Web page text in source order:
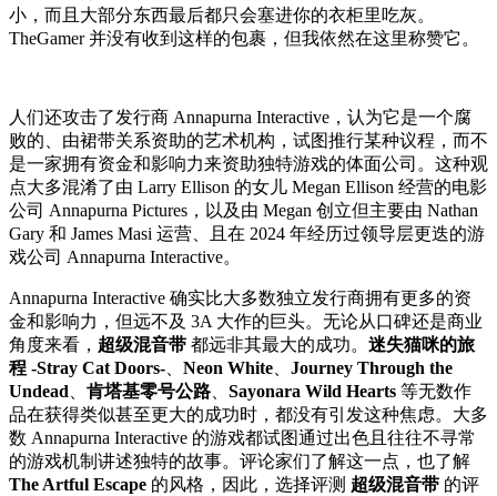
小，而且大部分东西最后都只会塞进你的衣柜里吃灰。
TheGamer 并没有收到这样的包裹，但我依然在这里称赞它。
人们还攻击了发行商 Annapurna Interactive，认为它是一个腐
败的、由裙带关系资助的艺术机构，试图推行某种议程，而不
是一家拥有资金和影响力来资助独特游戏的体面公司。这种观
点大多混淆了由 Larry Ellison 的女儿 Megan Ellison 经营的电影
公司 Annapurna Pictures，以及由 Megan 创立但主要由 Nathan
Gary 和 James Masi 运营、且在 2024 年经历过领导层更迭的游
戏公司 Annapurna Interactive。
Annapurna Interactive 确实比大多数独立发行商拥有更多的资
金和影响力，但远不及 3A 大作的巨头。无论从口碑还是商业
角度来看， 超级混音带 都远非其最大的成功。 迷失猫咪的旅
程 -Stray Cat Doors-
Neon White
Journey Through the
Undead
肯塔基零号公路 Sayonara Wild Hearts 等无数作
品在获得类似甚至更大的成功时，都没有引发这种焦虑。大多
数 Annapurna Interactive 的游戏都试图通过出色且往往不寻常
的游戏机制讲述独特的故事。评论家们了解这一点，也了解
The Artful Escape 的风格，因此，选择评测 超级混音带 的评